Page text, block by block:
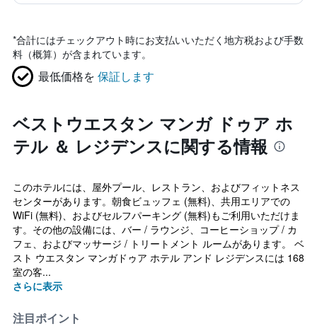
*合計にはチェックアウト時にお支払いいただく地方税および手数
料（概算）が含まれています。
最低価格を 保証します
ベストウエスタン マンガ ドゥア ホ
テル ＆ レジデンスに関する情報
このホテルには、屋外プール、レストラン、およびフィットネス
センターがあります。朝食ビュッフェ (無料)、共用エリアでの
WiFi (無料)、およびセルフパーキング (無料)もご利用いただけま
す。その他の設備には、バー / ラウンジ、コーヒーショップ / カ
フェ、およびマッサージ / トリートメント ルームがあります。 ベ
スト ウエスタン マンガドゥア ホテル アンド レジデンスには 168
室の客...
さらに表示
注目ポイント